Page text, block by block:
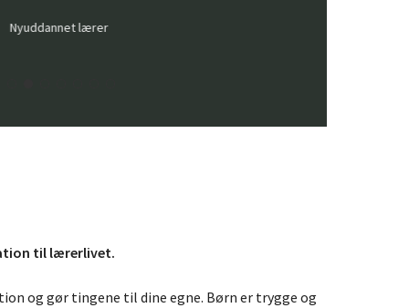
Nyuddannet lærer
til lærerlivet.
og gør tingene til dine egne. Børn er trygge og